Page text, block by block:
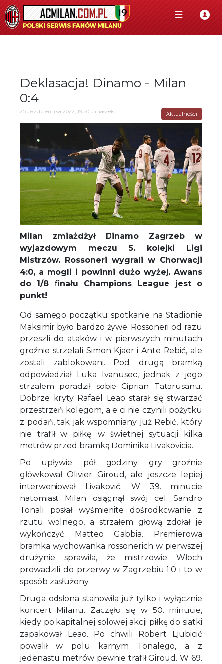
☰
Deklasacja! Dinamo - Milan
0:4
25 października 2022, 19:50, cinassek Aktualności
Milan zmiażdżył Dinamo Zagrzeb w
wyjazdowym meczu 5. kolejki Ligi
Mistrzów. Rossoneri wygrali w Chorwacji
4:0, a mogli i powinni dużo wyżej. Awans
do 1/8 finału Champions League jest o
punkt!
Od samego początku spotkanie na Stadionie
Maksimir było bardzo żywe. Rossoneri od razu
przeszli do ataków i w pierwszych minutach
groźnie strzelali Simon Kjaer i Ante Rebić, ale
zostali zablokowani. Pod drugą bramką
odpowiedział Luka Ivanusec, jednak z jego
strzałem poradził sobie Ciprian Tatarusanu.
Dobrze kryty Rafael Leao starał się stwarzać
przestrzeń kolegom, ale ci nie czynili pożytku
z podań, tak jak wspomniany już Rebić, który
nie trafił w piłkę w świetnej sytuacji kilka
metrów przed bramką Dominika Livakovicia.
Po upływie pół godziny gry groźnie
główkował Olivier Giroud, ale jeszcze lepiej
interweniował Livaković. W 39. minucie
natomiast Milan osiągnął swój cel. Sandro
Tonali posłał wyśmienite dośrodkowanie z
rzutu wolnego, a strzałem głową zdołał je
wykończyć Matteo Gabbia. Premierowa
bramka wychowanka rossonerich w pierwszej
drużynie sprawiła, że mistrzowie Włoch
prowadzili do przerwy w Zagrzebiu 1:0 i to w
sposób zasłużony.
Druga odsłona stanowiła już tylko i wyłącznie
koncert Milanu. Zaczęło się w 50. minucie,
kiedy po kapitalnej solowej akcji piłkę do siatki
zapakował Leao. Po chwili Robert Ljubicić
powalił w polu karnym Tonalego, a z
jedenastu metrów pewnie trafił Giroud. W 69.